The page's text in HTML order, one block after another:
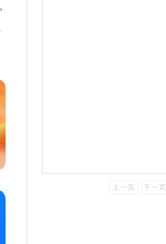
上一页 下一页